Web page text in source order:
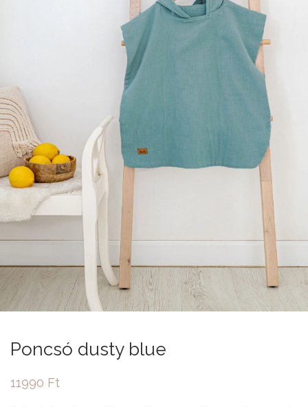
Poncsó dusty blue
11990 Ft